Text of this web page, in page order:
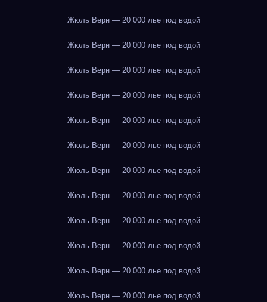
Жюль Верн — 20 000 лье под водой
Жюль Верн — 20 000 лье под водой
Жюль Верн — 20 000 лье под водой
Жюль Верн — 20 000 лье под водой
Жюль Верн — 20 000 лье под водой
Жюль Верн — 20 000 лье под водой
Жюль Верн — 20 000 лье под водой
Жюль Верн — 20 000 лье под водой
Жюль Верн — 20 000 лье под водой
Жюль Верн — 20 000 лье под водой
Жюль Верн — 20 000 лье под водой
Жюль Верн — 20 000 лье под водой